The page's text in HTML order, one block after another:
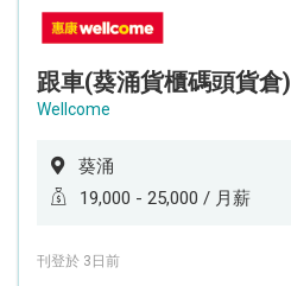
跟車(葵涌貨櫃碼頭貨倉)
Wellcome
葵涌
19,000 - 25,000 / 月薪
刊登於 3日前